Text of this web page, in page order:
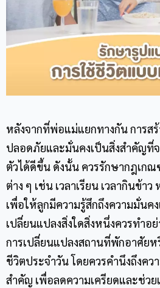
หลังจากที่พ่อแม่แยกทางกัน การส
ปลอดภัยและมั่นคงเป็นสิ่งสำคัญที่
ตัวได้ดีขึ้น ดังนั้น ควรรักษากฎเก
ต่าง ๆ เช่น เวลาเรียน เวลากินข้า
เพื่อให้ลูกมีความรู้สึกถึงความมั่นค
เปลี่ยนแปลงสิ่งใดสิ่งหนึ่งควรทำอ
การเปลี่ยนแปลงสถานที่พักอาศัยห
ชีวิตประจำวัน โดยควรคำนึงถึงค
สำคัญ เพื่อลดความเครียดและช่วย